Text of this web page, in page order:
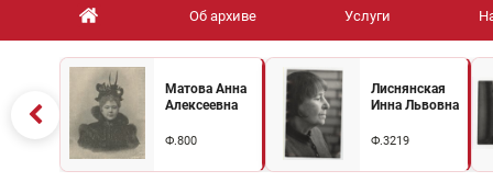
Об архиве Услуги
Матова Анна
Алексеевна
Ф.800
Лиснянская
Инна Львовна
Ф.3219